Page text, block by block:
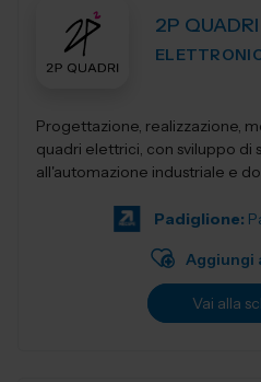
2P
Progettazione, realizzazione,
quadri elettrici, con sviluppo di
all'automazione industriale e
Padiglione:
Aggiungi
Vai alla